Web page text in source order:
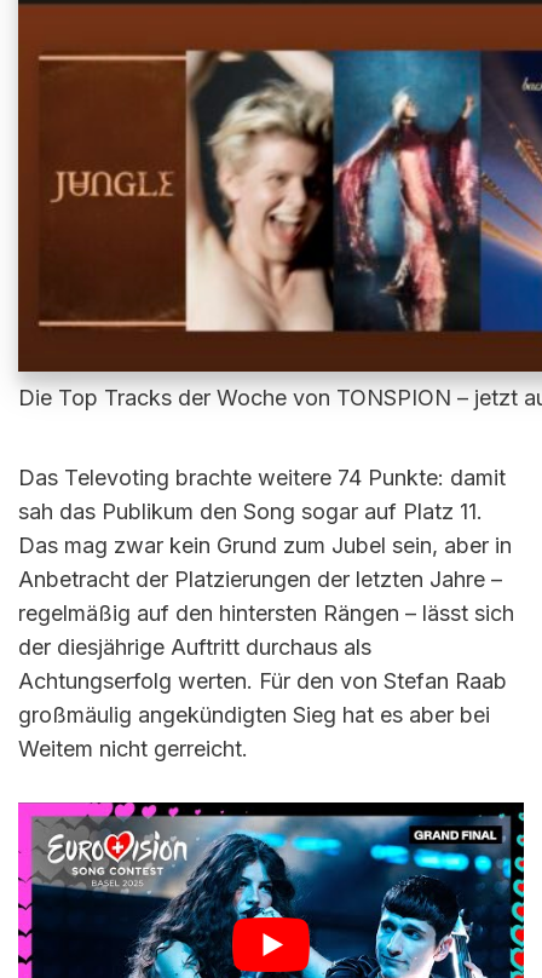
Die Top Tracks der Woche von TONSPION – jetzt
Das Televoting brachte weitere 74 Punkte: damit
sah das Publikum den Song sogar auf Platz 11.
Das mag zwar kein Grund zum Jubel sein, aber in
Anbetracht der Platzierungen der letzten Jahre –
regelmäßig auf den hintersten Rängen – lässt sich
der diesjährige Auftritt durchaus als
Achtungserfolg werten. Für den von Stefan Raab
großmäulig angekündigten Sieg hat es aber bei
Weitem nicht gerreicht.